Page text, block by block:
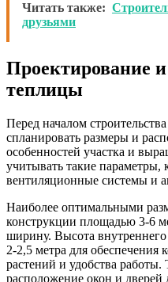
Читать также:
друзьями
Проектирование
теплицы
Перед началом
спланировать размеры и
особенностей участка и
учитывать такие параметры,
вентиляционные системы и
Наиболее оптимальными
конструкции площадью 3-6
ширину. Высота внутреннего
2-2,5 метра для
растений и удобства
расположение окон и дверей